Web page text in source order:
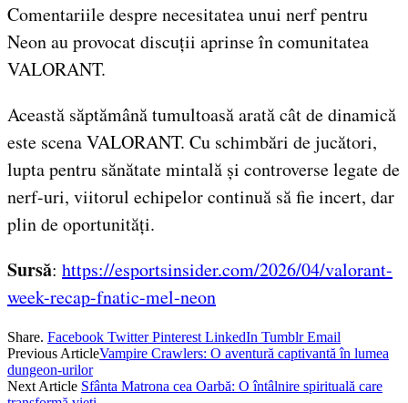
Comentariile despre necesitatea unui nerf pentru
Neon au provocat discuții aprinse în comunitatea
VALORANT.
Această săptămână tumultoasă arată cât de dinamică
este scena VALORANT. Cu schimbări de jucători,
lupta pentru sănătate mintală și controverse legate de
nerf-uri, viitorul echipelor continuă să fie incert, dar
plin de oportunități.
Sursă: https://esportsinsider.com/2026/04/valorant-
week-recap-fnatic-mel-neon
Share. Facebook Twitter Pinterest LinkedIn Tumblr Email
Previous ArticleVampire Crawlers: O aventură captivantă în lumea
dungeon-urilor
Next Article Sfânta Matrona cea Oarbă: O întâlnire spirituală care